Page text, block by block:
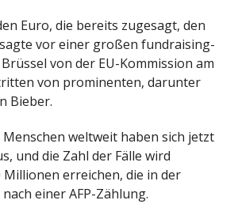
Euro, die bereits zugesagt, den
vor einer großen fundraising-
von der EU-Kommission am
von prominenten, darunter
Bieber.
Menschen weltweit haben sich jetzt
und die Zahl der Fälle wird
erreichen, die in der
einer AFP-Zählung.